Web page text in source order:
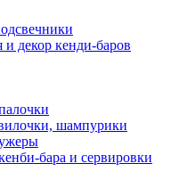
и декор кенди-баров
шампурики
бара и сервировки